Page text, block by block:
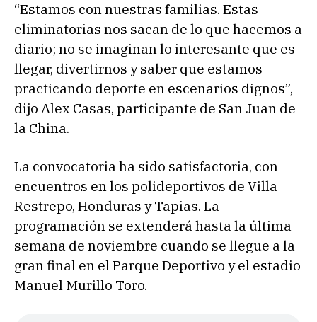
“Estamos con nuestras familias. Estas
eliminatorias nos sacan de lo que hacemos a
diario; no se imaginan lo interesante que es
llegar, divertirnos y saber que estamos
practicando deporte en escenarios dignos”,
dijo Alex Casas, participante de San Juan de
la China.
La convocatoria ha sido satisfactoria, con
encuentros en los polideportivos de Villa
Restrepo, Honduras y Tapias. La
programación se extenderá hasta la última
semana de noviembre cuando se llegue a la
gran final en el Parque Deportivo y el estadio
Manuel Murillo Toro.